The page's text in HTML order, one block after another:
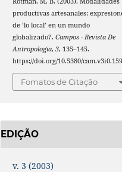
productivas artesanales:
de ’lo local’ en un mundo
globalizado?.Campos - Revista De
Antropologia,3, 135–145.
https://doi.org/10.5380/
Fomatos de Citação
EDIÇÃO
v. 3 (2003)